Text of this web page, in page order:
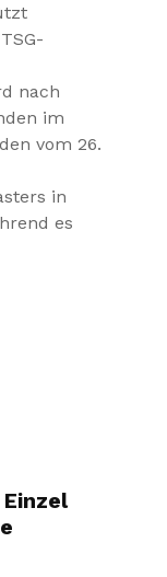
nach
im
vom 26.
in
es